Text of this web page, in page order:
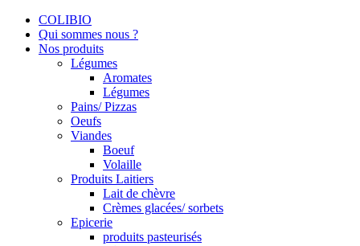
COLIBIO
Qui sommes nous ?
Nos produits
Légumes
Aromates
Légumes
Pains/ Pizzas
Oeufs
Viandes
Boeuf
Volaille
Produits Laitiers
Lait de chèvre
Crèmes glacées/ sorbets
Epicerie
produits pasteurisés